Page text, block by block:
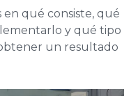
qué consiste, qué
y qué tipo
un resultado